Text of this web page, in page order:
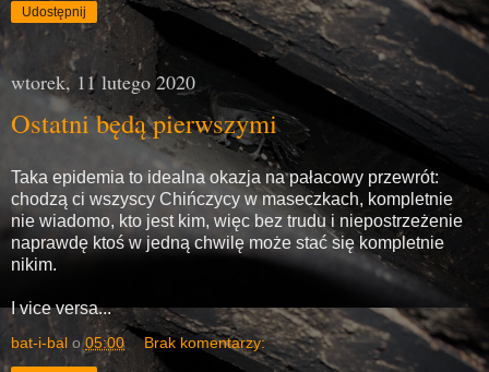
Udostępnij
wtorek, 11 lutego 2020
Ostatni będą pierwszymi
Taka epidemia to idealna okazja na pałacowy przewrót:
chodzą ci wszyscy Chińczycy w maseczkach, kompletnie
nie wiadomo, kto jest kim, więc bez trudu i niepostrzeżenie
naprawdę ktoś w jedną chwilę może stać się kompletnie
nikim.
I vice versa...
bat-i-bal o05:00 Brak komentarzy: